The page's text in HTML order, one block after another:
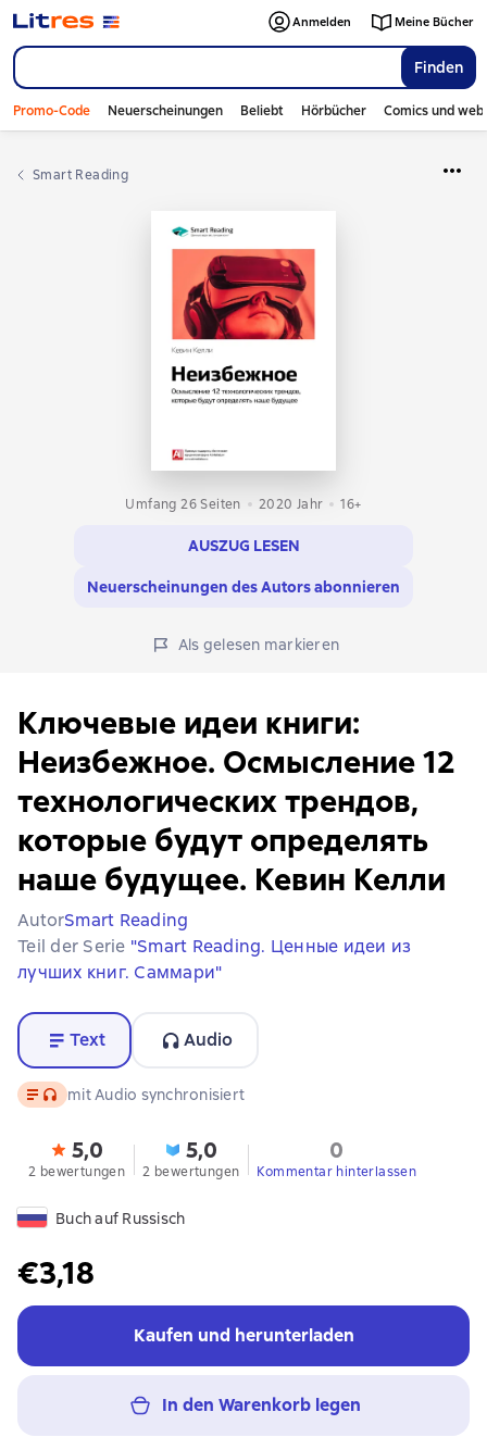
Finden
Anmelden Meine Bücher
Promo-Code Neuerscheinungen Beliebt Hörbücher Comics und
Smart Reading
Umfang 26 Seiten 2020 Jahr 16+
AUSZUG LESEN
Neuerscheinungen des Autors abonnieren
Als gelesen markieren
Ключевые идеи книги:
Неизбежное. Осмысление 12
технологических трендов,
которые будут определять
наше будущее. Кевин Келли
AutorSmart Reading
Teil der Serie "Smart Reading. Ценные идеи из
лучших книг. Саммари"
Text Audio
Text, Audioformat verfügbar
mit Audio synchronisiert
5,0
2 bewertungen
5,0
2 bewertungen
0
Kommentar hinterlassen
Buch auf Russisch
€3,18
Kaufen und herunterladen
In den Warenkorb legen